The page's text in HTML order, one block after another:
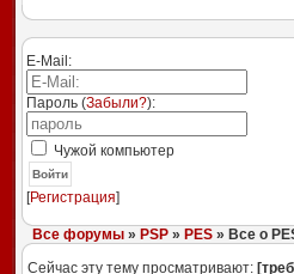
E-Mail:
Пароль (Забыли?):
Чужой компьютер
Войти
[Регистрация]
Все форумы» PSP» PES» Все о
Сейчас эту тему просматривают: